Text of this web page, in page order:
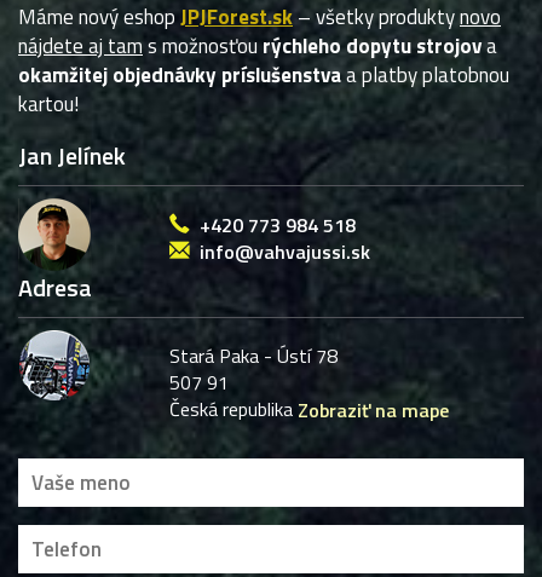
Máme nový eshopJPJForest.sk– všetky produktynovo
nájdete aj tams možnosťourýchleho dopytu strojova
okamžitej objednávky príslušenstvaa platby platobnou
kartou!
Jan Jelínek
+420 773 984 518
info@vahvajussi.sk
Adresa
Stará Paka - Ústí 78
507 91
Česká republika Zobraziť na mape